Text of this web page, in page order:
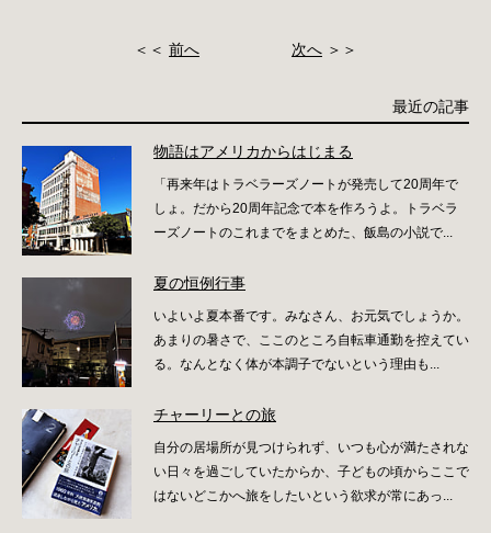
＜＜ 前へ 次へ ＞＞
最近の記事
物語はアメリカからはじまる
「再来年はトラベラーズノートが発売して20周年で
しょ。だから20周年記念で本を作ろうよ。トラベラ
ーズノートのこれまでをまとめた、飯島の小説で...
夏の恒例行事
いよいよ夏本番です。みなさん、お元気でしょうか。
あまりの暑さで、ここのところ自転車通勤を控えてい
る。なんとなく体が本調子でないという理由も...
チャーリーとの旅
自分の居場所が見つけられず、いつも心が満たされな
い日々を過ごしていたからか、子どもの頃からここで
はないどこかへ旅をしたいという欲求が常にあっ...